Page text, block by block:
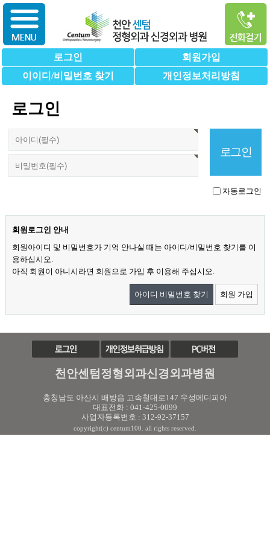
로그인
회원가입
이이디/비밀번호 찾기
개인정보처리방침
로그인
자동로그인
회원로그인 안내
회원아이디 및 비밀번호가 기억 안나실 때는 아이디/비밀번호 찾기를 이
용하십시오.
아직 회원이 아니시라면 회원으로 가입 후 이용해 주십시오.
아이디 비밀번호 찾기 회원 가입
천안센텀정형외과신경외과병원
충청남도 아산시 배방읍 고속철대로147 우성메디피아
대표전화 : 041-425-0099
사업자등록번호 : 312-92-37157
copyright(c) centum100. all rights reserved.